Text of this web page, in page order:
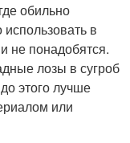
обильно
в
не понадобятся.
лозы в сугроб
этого лучше
или